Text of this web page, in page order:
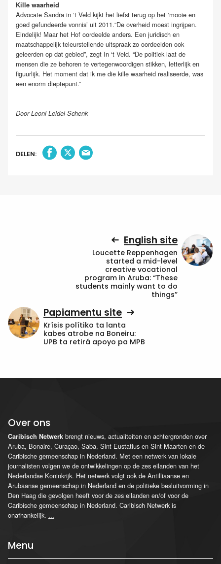
Kille waarheid
Advocate Sandra in ‘t Veld kijkt het liefst terug op het ‘mooie en
goed gefundeerde vonnis’ uit 2011.“De overheid moest ingrijpen.
Eindelijk! Maar het Hof oordeelde anders. Een juridisch en
maatschappelijk teleurstellende uitspraak zo oordeelden ook
geleerden op dat gebied”, zegt In ‘t Veld. “De politiek laat de
mensen die ze behoren te vertegenwoordigen stikken, letterlijk en
figuurlijk. Het moment dat ik me die kille waarheid realiseerde, was
een enorm dieptepunt.”
Door Leoni Leidel-Schenk
DELEN:
English site
Loucette Reppenhagen
started a mid-level
creative vocational
program in Aruba: “These
students mainly want to do
things”
Papiamentu site
Krísis polítiko ta lanta
kabes atrobe na Boneiru:
UPB ta retirá apoyo pa MPB
Over ons
Caribisch Netwerk brengt nieuws, actualiteiten en achtergronden over
Aruba, Bonaire, Curaçao, Saba, Sint Eustatius en Sint Maarten en de
Caribische gemeenschap in Nederland. Met een netwerk van lokale
journalisten volgen we de ontwikkelingen op de zes eilanden van het
Nederlandse Koninkrijk. Het netwerk volgt ook de Antilliaanse en
Arubaanse gemeenschap in Nederland en de politieke besluitvorming in
Den Haag die gevolgen heeft voor de zes eilanden en/of voor de
Caribische gemeenschap in Nederland. Caribisch Netwerk is
onafhankelijk. ...
Menu